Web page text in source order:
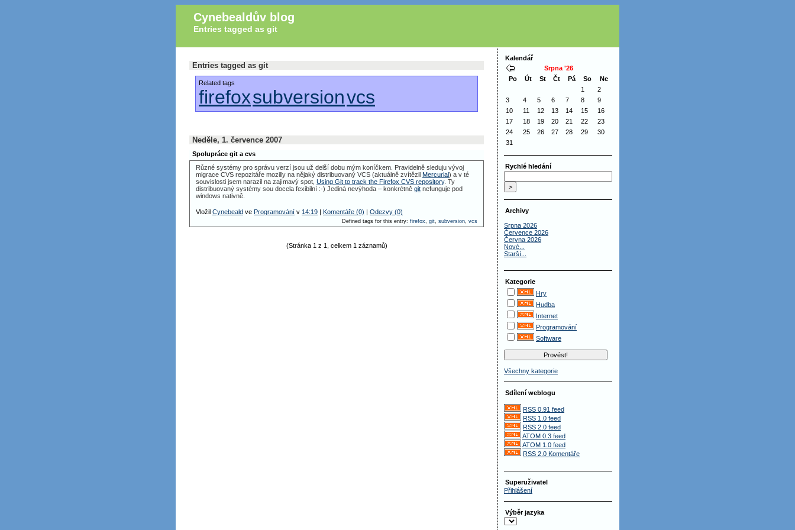
Cynebealdův blog
Entries tagged as git
Entries tagged as git
Related tags
firefoxsubversionvcs
Neděle, 1. července 2007
Spolupráce git a cvs
Různé systémy pro správu verzí jsou už delší dobu mým koníčkem. Pravidelně sleduju vývoj
migrace CVS repozitáře mozilly na nějaký distribuovaný VCS (aktuálně zvítězil Mercurial) a v té
souvislosti jsem narazil na zajímavý spot, Using Git to track the Firefox CVS repository. Ty
distribuovaný systémy sou docela fexibilní :-) Jediná nevýhoda – konkrétně git nefunguje pod
windows nativně.
Vložil Cynebeald ve Programování v 14:19 | Komentáře (0) | Odezvy (0)
Defined tags for this entry: firefox, git, subversion, vcs
(Stránka 1 z 1, celkem 1 záznamů)
Kalendář
Srpna '26
Po
Út St Čt Pá So
Ne
1
2
3
4 5 6 7 8
9
10
11 12 13 14 15
16
17
18 19 20 21 22
23
24
25 26 27 28 29
30
31
Rychlé hledání
Archivy
Srpna 2026
Července 2026
Června 2026
Nové...
Starší...
Kategorie
Hry
Hudba
Internet
Programování
Software
Všechny kategorie
Sdílení­ weblogu
RSS 0.91 feed
RSS 1.0 feed
RSS 2.0 feed
ATOM 0.3 feed
ATOM 1.0 feed
RSS 2.0 Komentáře
Superuživatel
Přihlášení
Výběr jazyka